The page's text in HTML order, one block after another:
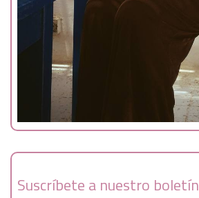
Suscríbete a nuestro boletín